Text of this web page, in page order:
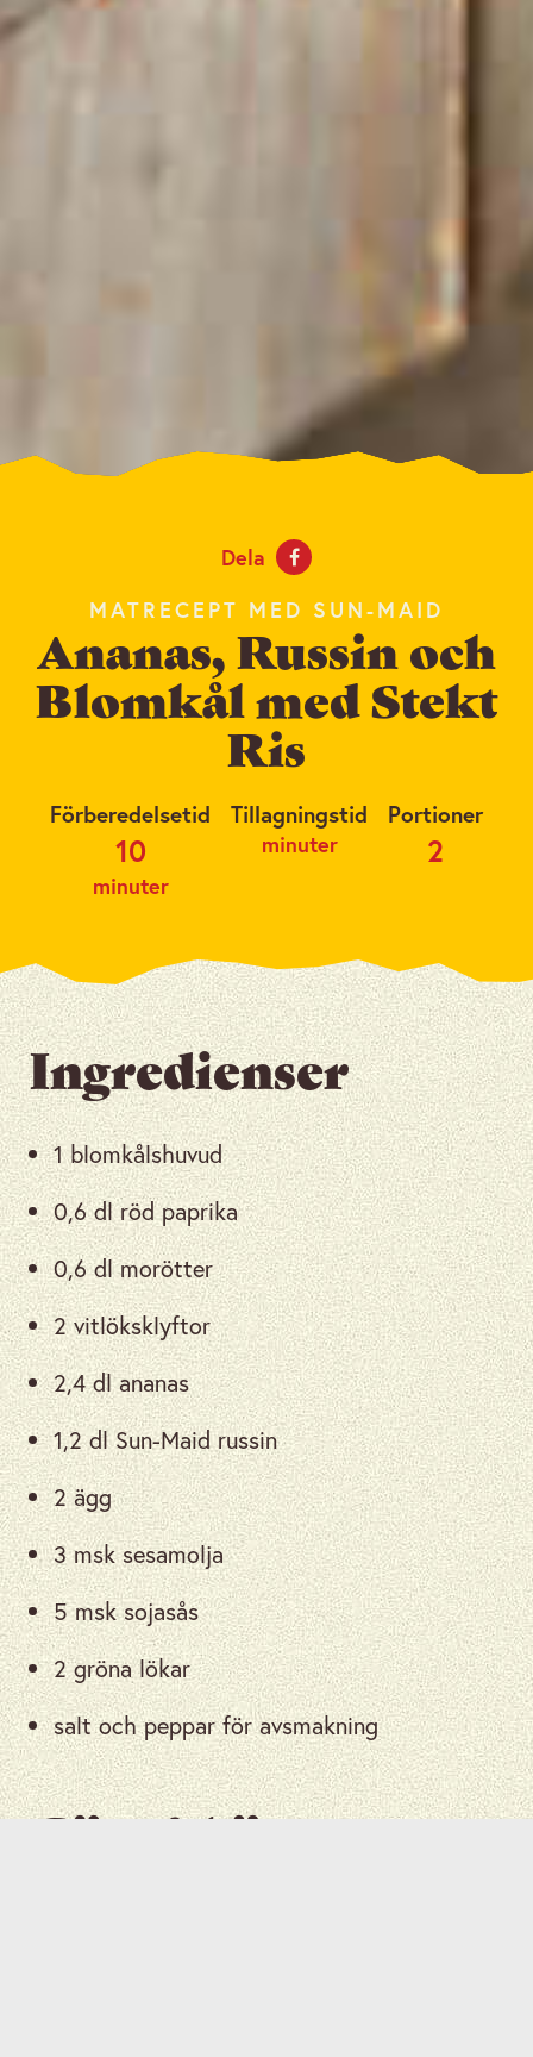
Dela
MATRECEPT MED SUN-MAID
Ananas, Russin och
Blomkål med Stekt
Ris
Förberedelsetid
10
minuter
Tillagningstid
minuter
Portioner
2
Ingredienser
1 blomkålshuvud
0,6 dl röd paprika
0,6 dl morötter
2 vitlöksklyftor
2,4 dl ananas
1,2 dl Sun-Maid russin
2 ägg
3 msk sesamolja
5 msk sojasås
2 gröna lökar
salt och peppar för avsmakning